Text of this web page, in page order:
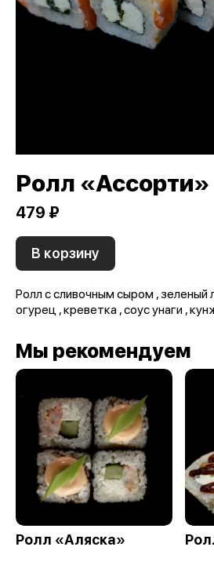
Ролл «Ассорти»
479 ₽
В корзину
Ролл с сливочным сыром , зеленый
огурец , креветка , соус унаги ,
Мы рекомендуем
Ролл «Аляска»